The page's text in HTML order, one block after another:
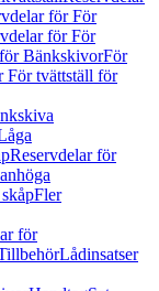
för För
för För
BänkskivorFör
För tvättställ för
Reservdelar för
Fler
för
Lådinsatser